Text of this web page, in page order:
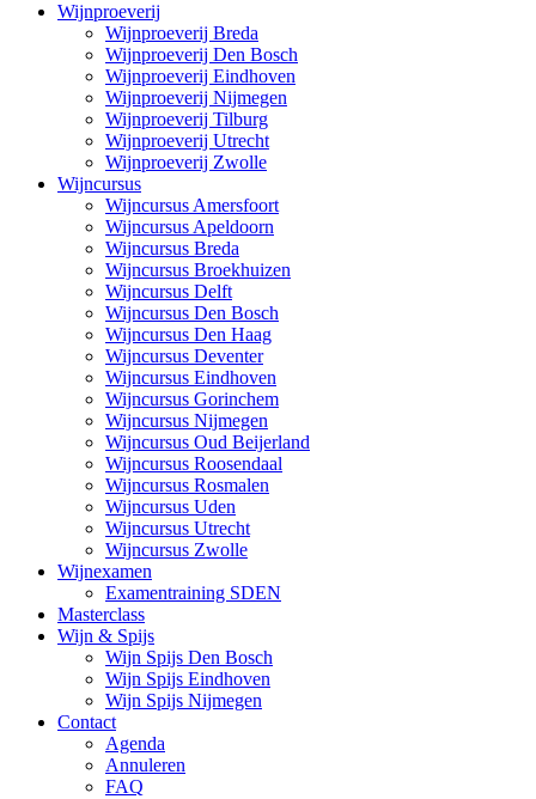
Wijnproeverij
Wijnproeverij Breda
Wijnproeverij Den Bosch
Wijnproeverij Eindhoven
Wijnproeverij Nijmegen
Wijnproeverij Tilburg
Wijnproeverij Utrecht
Wijnproeverij Zwolle
Wijncursus
Wijncursus Amersfoort
Wijncursus Apeldoorn
Wijncursus Breda
Wijncursus Broekhuizen
Wijncursus Delft
Wijncursus Den Bosch
Wijncursus Den Haag
Wijncursus Deventer
Wijncursus Eindhoven
Wijncursus Gorinchem
Wijncursus Nijmegen
Wijncursus Oud Beijerland
Wijncursus Roosendaal
Wijncursus Rosmalen
Wijncursus Uden
Wijncursus Utrecht
Wijncursus Zwolle
Wijnexamen
Examentraining SDEN
Masterclass
Wijn & Spijs
Wijn Spijs Den Bosch
Wijn Spijs Eindhoven
Wijn Spijs Nijmegen
Contact
Agenda
Annuleren
FAQ